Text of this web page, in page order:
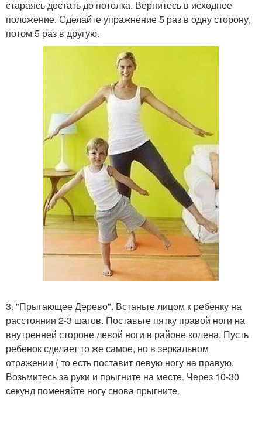
стараясь достать до потолка. Вернитесь в исходное
положение. Сделайте упражнение 5 раз в одну сторону,
потом 5 раз в другую.
3. "Прыгающее Дерево". Встаньте лицом к ребенку на
расстоянии 2-3 шагов. Поставьте пятку правой ноги на
внутренней стороне левой ноги в районе колена. Пусть
ребенок сделает то же самое, но в зеркальном
отражении ( то есть поставит левую ногу на правую.
Возьмитесь за руки и прыгните на месте. Через 10-30
секунд поменяйте ногу снова прыгните.